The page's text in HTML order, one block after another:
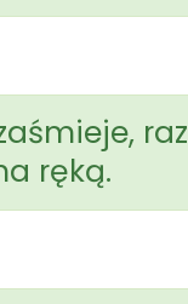
raz
ręką.